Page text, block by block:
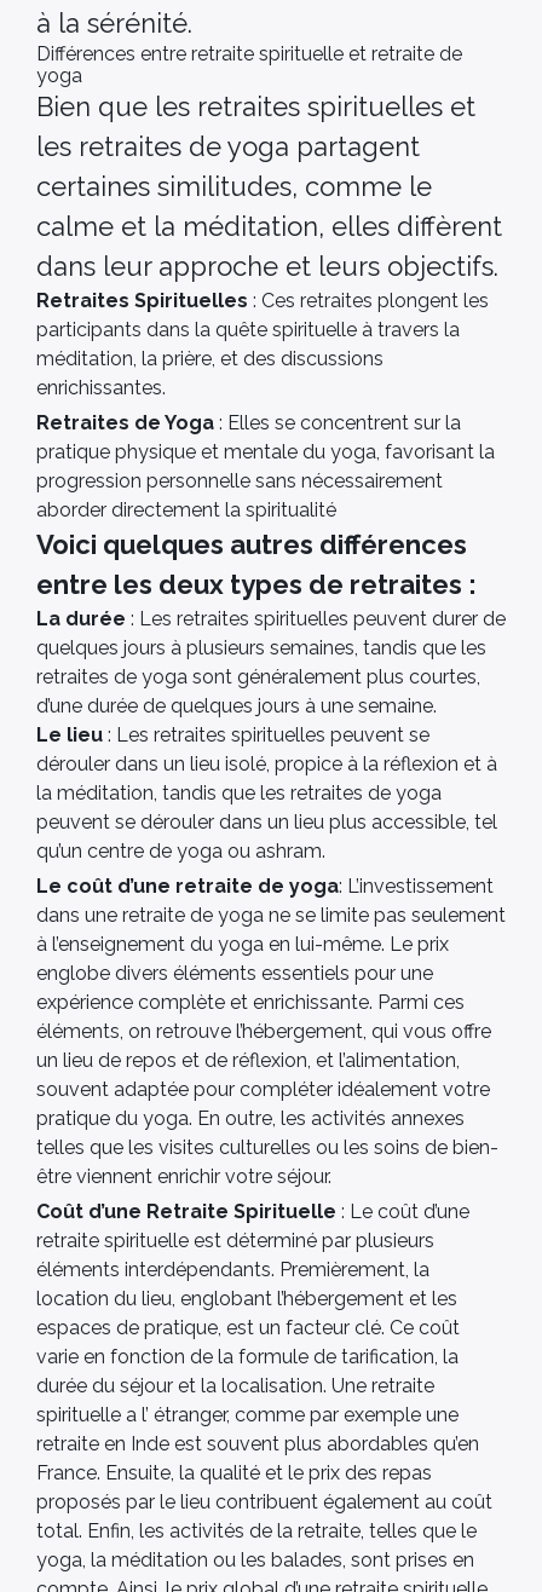
à la sérénité.
Différences entre retraite spirituelle et retraite de
yoga
Bien que les retraites spirituelles et
les retraites de yoga partagent
certaines similitudes, comme le
calme et la méditation, elles diffèrent
dans leur approche et leurs objectifs.
Retraites Spirituelles : Ces retraites plongent les
participants dans la quête spirituelle à travers la
méditation, la prière, et des discussions
enrichissantes.
Retraites de Yoga : Elles se concentrent sur la
pratique physique et mentale du yoga, favorisant la
progression personnelle sans nécessairement
aborder directement la spiritualité
Voici quelques autres différences
entre les deux types de retraites :
La durée : Les retraites spirituelles peuvent durer de
quelques jours à plusieurs semaines, tandis que les
retraites de yoga sont généralement plus courtes,
d’une durée de quelques jours à une semaine.
Le lieu : Les retraites spirituelles peuvent se
dérouler dans un lieu isolé, propice à la réflexion et à
la méditation, tandis que les retraites de yoga
peuvent se dérouler dans un lieu plus accessible, tel
qu’un centre de yoga ou ashram.
Le coût d’une retraite de yoga: L’investissement
dans une retraite de yoga ne se limite pas seulement
à l’enseignement du yoga en lui-même. Le prix
englobe divers éléments essentiels pour une
expérience complète et enrichissante. Parmi ces
éléments, on retrouve l’hébergement, qui vous offre
un lieu de repos et de réflexion, et l’alimentation,
souvent adaptée pour compléter idéalement votre
pratique du yoga. En outre, les activités annexes
telles que les visites culturelles ou les soins de bien-
être viennent enrichir votre séjour.
Coût d’une Retraite Spirituelle : Le coût d’une
retraite spirituelle est déterminé par plusieurs
éléments interdépendants. Premièrement, la
location du lieu, englobant l’hébergement et les
espaces de pratique, est un facteur clé. Ce coût
varie en fonction de la formule de tarification, la
durée du séjour et la localisation. Une retraite
spirituelle a l’ étranger, comme par exemple une
retraite en Inde est souvent plus abordables qu’en
France. Ensuite, la qualité et le prix des repas
proposés par le lieu contribuent également au coût
total. Enfin, les activités de la retraite, telles que le
yoga, la méditation ou les balades, sont prises en